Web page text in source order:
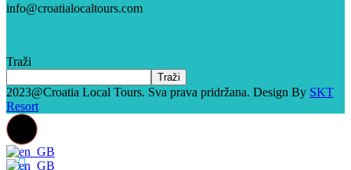
info@croatialocaltours.com
Traži
Traži
2023@Croatia Local Tours. Sva prava pridržana. Design By SKT
Resort